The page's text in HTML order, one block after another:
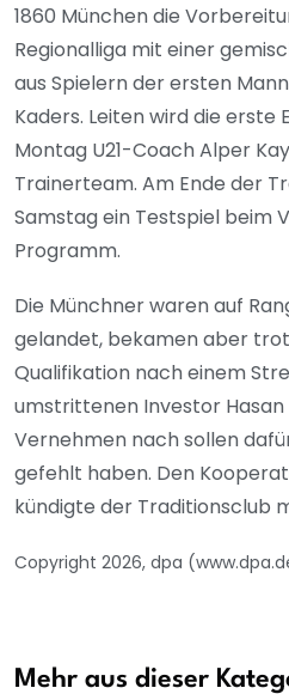
1860 München die
Regionalliga mit einer
aus Spielern der ersten
Kaders. Leiten wird die
Montag U21-Coach Alper
Trainerteam. Am Ende der
Samstag ein Testspiel beim
Programm.
Die Münchner waren auf
gelandet, bekamen aber
Qualifikation nach einem
umstrittenen Investor Hasan
Vernehmen nach sollen
gefehlt haben. Den
kündigte der Traditionsclub
Copyright 2026, dpa
Mehr aus dieser